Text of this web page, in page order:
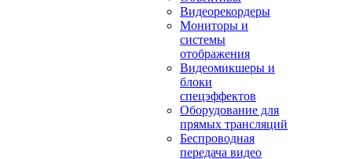
Видеорекордеры
Мониторы и
системы
отображения
Видеомикшеры и
блоки
спецэффектов
Оборудование для
прямых трансляций
Беспроводная
передача видео